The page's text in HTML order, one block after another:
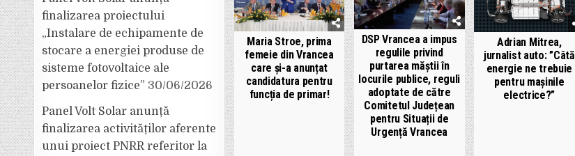
Maria Stroe, prima
femeie din Vrancea
care și-a anunțat
candidatura pentru
funcția de primar!
DSP Vrancea a impus
regulile privind
purtarea măștii în
locurile publice, reguli
adoptate de către
Comitetul Județean
pentru Situații de
Urgență Vrancea
Adrian Mitrea,
jurnalist auto: ”Câtă
energie ne trebuie
pentru mașinile
electrice?”
finalizarea proiectului
„Instalare de echipamente de
stocare a energiei produse de
sisteme fotovoltaice ale
persoanelor fizice” 30/06/2026
Panel Volt Solar anunță
finalizarea activităților aferente
unui proiect PNRR referitor la